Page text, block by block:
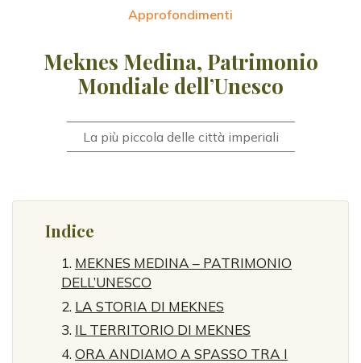
Approfondimenti
Meknes Medina, Patrimonio
Mondiale dell’Unesco
La più piccola delle città imperiali
Indice
MEKNES MEDINA – PATRIMONIO
DELL’UNESCO
LA STORIA DI MEKNES
IL TERRITORIO DI MEKNES
ORA ANDIAMO A SPASSO TRA I